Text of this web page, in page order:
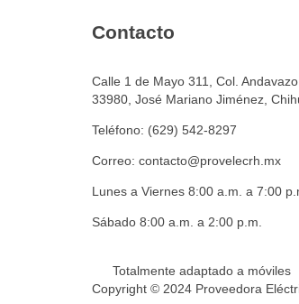
Contacto
Calle 1 de Mayo 311, Col.
33980, José Mariano Jiménez,
Teléfono: (629) 542-8297
Correo: contacto@provelecrh.mx
Lunes a Viernes 8:00 a.m. a 7:00
Sábado 8:00 a.m. a 2:00 p.m.
Totalmente adaptado a móviles
Copyright © 2024 Proveedora